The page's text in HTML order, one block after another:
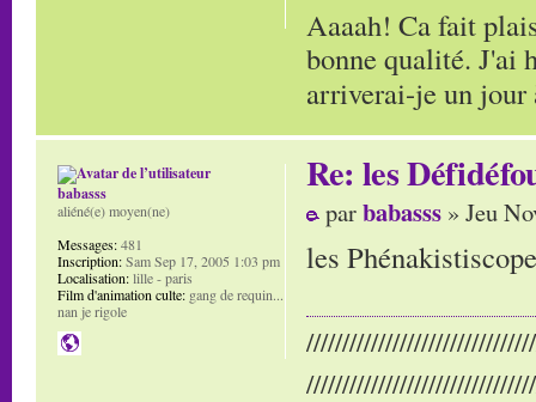
Aaaah! Ca fait
bonne qualité. J'ai
arriverai-je un
Re: les
parbabasss » Jeu
les
babasss
aliéné(e) moyen(ne)
Messages:481
Inscription:Sam Sep 17, 2005 1:03 pm
Localisation:lille - paris
Film d'animation culte: gang de requin...
nan je rigole